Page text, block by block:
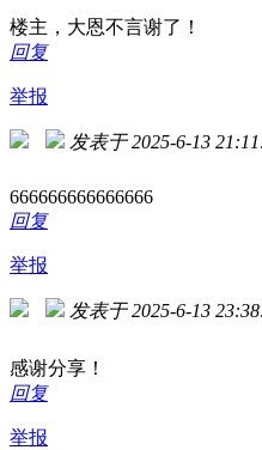
楼主，大恩不言谢了！
回复
举报
发表于 2025-6-13
666666666666666
回复
举报
发表于 2025-6-13
感谢分享！
回复
举报